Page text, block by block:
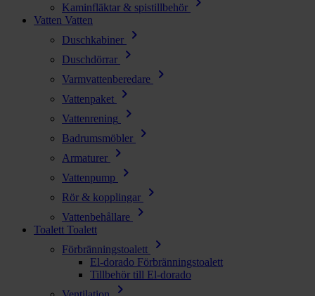
Kaminfläktar & spistillbehör
Vatten Vatten
Duschkabiner
chevron_right
Duschdörrar chevron_right
Varmvattenberedare chevron_right
Vattenpaket chevron_right
Vattenrening chevron_right
Badrumsmöbler chevron_right
Armaturer chevron_right
Vattenpump chevron_right
Rör & kopplingar chevron_right
Vattenbehållare chevron_right
Toalett Toalett
Förbränningstoalett
chevron_right
El-dorado Förbränningstoalett
Tillbehör till El-dorado
chevron_right